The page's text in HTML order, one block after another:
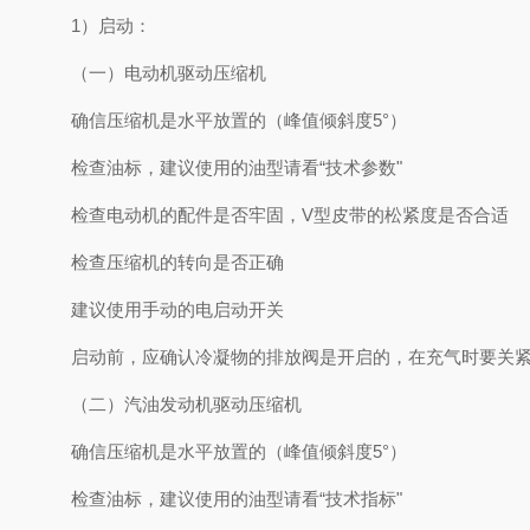
1）启动：
（一）电动机驱动压缩机
确信压缩机是水平放置的（峰值倾斜度5°）
检查油标，建议使用的油型请看“技术参数"
检查电动机的配件是否牢固，V型皮带的松紧度是否合适
检查压缩机的转向是否正确
建议使用手动的电启动开关
启动前，应确认冷凝物的排放阀是开启的，在充气时要关
（二）汽油发动机驱动压缩机
确信压缩机是水平放置的（峰值倾斜度5°）
检查油标，建议使用的油型请看“技术指标"